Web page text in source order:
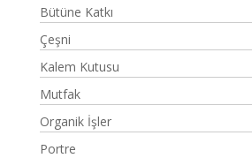
Bütüne Katkı
Çeşni
Kalem Kutusu
Mutfak
Organik İşler
Portre